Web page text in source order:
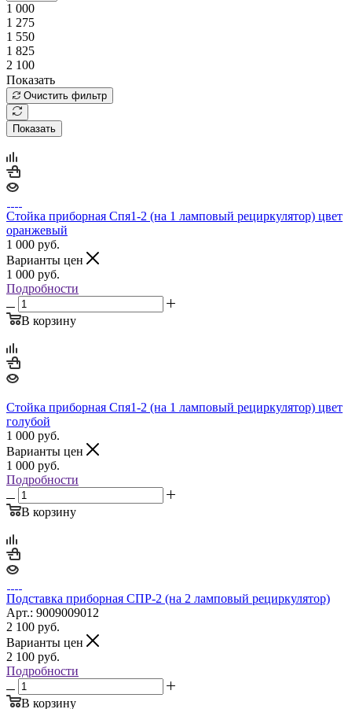
1 000
1 275
1 550
1 825
2 100
Показать
Очистить фильтр
Показать
Стойка приборная Спя1-2 (на 1 ламповый рециркулятор) цвет
оранжевый
1 000 руб.
Варианты цен
1 000 руб.
Подробности
В корзину
Стойка приборная Спя1-2 (на 1 ламповый рециркулятор) цвет
голубой
1 000 руб.
Варианты цен
1 000 руб.
Подробности
В корзину
Подставка приборная СПР-2 (на 2 ламповый рециркулятор)
Арт.: 9009009012
2 100 руб.
Варианты цен
2 100 руб.
Подробности
В корзину